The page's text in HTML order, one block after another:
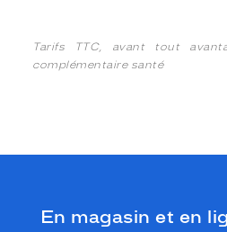
Tarifs TTC, avant tout
complémentaire santé
En magasin et en